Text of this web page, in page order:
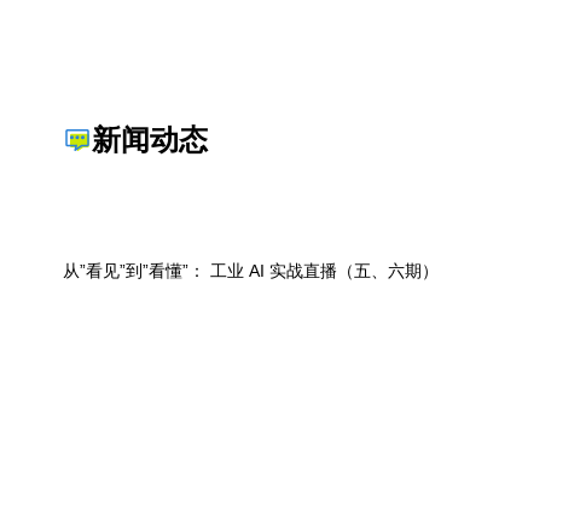
新闻动态
从”看见”到”看懂”： 工业 AI 实战直播（五、六期）